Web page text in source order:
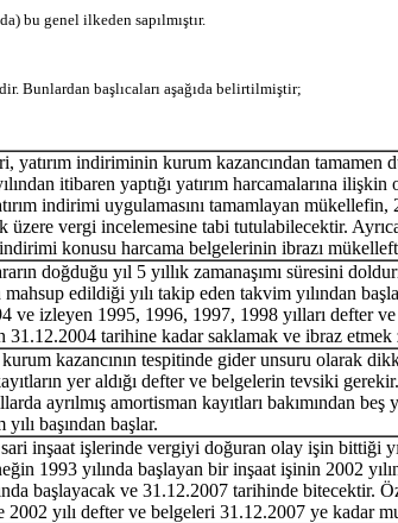
bu genel ilkeden sapılmıştır.
Bunlardan başlıcaları aşağıda belirtilmiştir;
yatırım indiriminin kurum kazancından tamamen
itibaren yaptığı yatırım harcamalarına ilişkin
indirimi uygulamasını tamamlayan mükellefin,
üzere vergi incelemesine tabi tutulabilecektir.
konusu harcama belgelerinin ibrazı
doğduğu yıl 5 yıllık zamanaşımı süresini
edildiği yılı takip eden takvim yılından
ve izleyen 1995, 1996, 1997, 1998 yılları defter
31.12.2004 tarihine kadar saklamak ve ibraz etmek
kazancının tespitinde gider unsuru olarak
yer aldığı defter ve belgelerin tevsiki
ayrılmış amortisman kayıtları bakımından beş
başından başlar.
inşaat işlerinde vergiyi doğuran olay işin bittiği
1993 yılında başlayan bir inşaat işinin 2002
başlayacak ve 31.12.2007 tarihinde bitecektir.
yılı defter ve belgeleri 31.12.2007 ye kadar